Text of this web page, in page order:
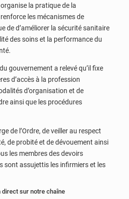
la pratique de la
les mécanismes de
de d’améliorer la sécurité sanitaire
des soins et la performance du
gouvernement a relevé qu’il fixe
d’accès à la profession
d’organisation et de
ainsi que les procédures
de l’Ordre, de veiller au respect
de probité et de dévouement ainsi
les membres des devoirs
sont assujettis les infirmiers et les
sur notre chaîne